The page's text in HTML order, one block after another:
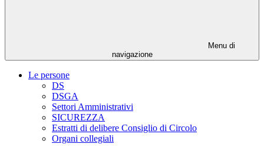
Menu di
navigazione
Le persone
DS
DSGA
Settori Amministrativi
SICUREZZA
Estratti di delibere Consiglio di Circolo
Organi collegiali